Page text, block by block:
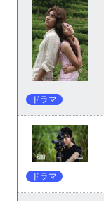
ドラマ
ドラマ